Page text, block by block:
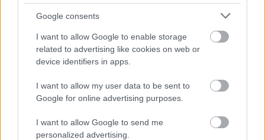
Google consents
I want to allow Google to enable storage
related to advertising like cookies on web or
device identifiers in apps.
I want to allow my user data to be sent to
Google for online advertising purposes.
I want to allow Google to send me
personalized advertising.
Deti odrástli, rodičia majú bývanie presne podľa
seba. V novom dome je všetko pre ich život i
K bytu ladili aj škáry v obklade. Majitelia zbúrali
stereotyp, bývanie vyzerá ako z filmov svojského
Kedysi boli veľkým trendom, dnes sa im radšej
zastaralou